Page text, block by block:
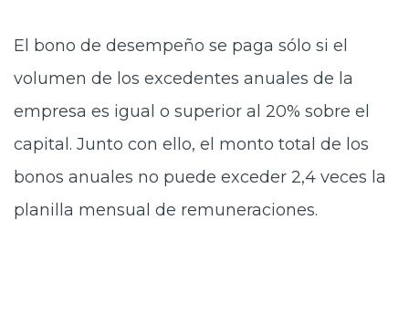
El bono de desempeño se paga sólo si el
volumen de los excedentes anuales de la
empresa es igual o superior al 20% sobre el
capital. Junto con ello, el monto total de los
bonos anuales no puede exceder 2,4 veces la
planilla mensual de remuneraciones.